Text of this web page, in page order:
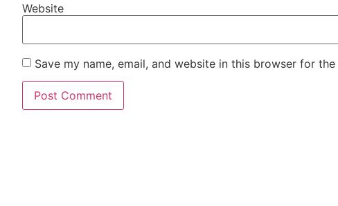
Website
Save my name, email, and website in this browser for